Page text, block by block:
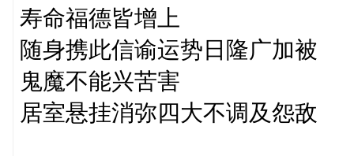
寿命福德皆增上
随身携此信谕运势日隆广加被
鬼魔不能兴苦害
居室悬挂消弥四大不调及怨敌